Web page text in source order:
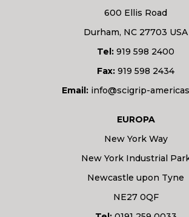
600 Ellis Road
Durham, NC 27703 USA
Tel: 919 598 2400
Fax: 919 598 2434
Email: info@scigrip-
EUROPA
New York Way
New York Industrial
Newcastle upon Tyne
NE27 0QF